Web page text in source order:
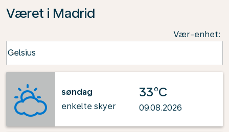
Været i Madrid
Vær-enhet:
Celsius
keyboard_arrow_down
søndag
enkelte skyer
33°C
09.08.2026